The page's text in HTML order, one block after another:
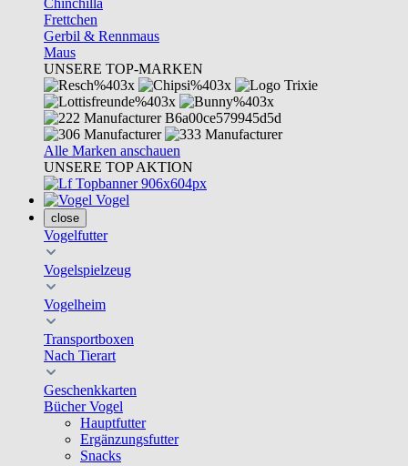
Chinchilla
Frettchen
Gerbil & Rennmaus
Maus
UNSERE TOP-MARKEN
Alle Marken anschauen
UNSERE TOP AKTION
Vogel
close
Vogelfutter
Vogelspielzeug
Vogelheim
Transportboxen
Nach Tierart
Geschenkkarten
Bücher Vogel
Hauptfutter
Ergänzungsfutter
Snacks